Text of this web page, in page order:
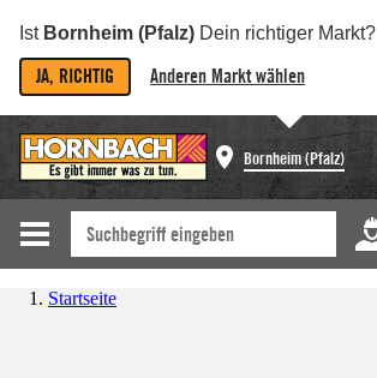
Ist Bornheim (Pfalz) Dein richtiger Markt?
JA, RICHTIG Anderen Markt wählen
Bornheim (Pfalz)
Startseite